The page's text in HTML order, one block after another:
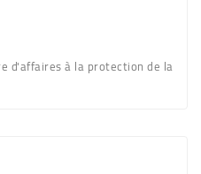
d'affaires à la protection de la